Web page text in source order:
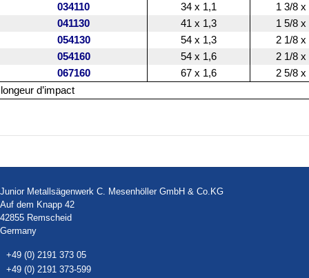
034110
34 x 1,1
1 3/8 x
041130
41 x 1,3
1 5/8 x
054130
54 x 1,3
2 1/8 x
054160
54 x 1,6
2 1/8 x
067160
67 x 1,6
2 5/8 x
longeur d’impact
Junior Metallsägenwerk C. Mesenhöller GmbH & Co.KG
Auf dem Knapp 42
42855 Remscheid
Germany
+49 (0) 2191 373 05
+49 (0) 2191 373-599